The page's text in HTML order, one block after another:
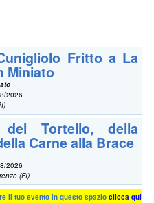
Fritto a La
Miniato
2026
Tortello, della
Carne alla Brace
2026
(FI)
il tuo evento in questo spazioclicca qui